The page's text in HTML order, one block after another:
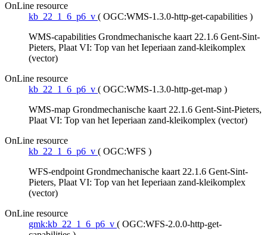
OnLine resource
kb_22_1_6_p6_v ( OGC:WMS-1.3.0-http-get-capabilities )
WMS-capabilities Grondmechanische kaart 22.1.6 Gent-Sint-
Pieters, Plaat VI: Top van het Ieperiaan zand-kleikomplex
(vector)
OnLine resource
kb_22_1_6_p6_v ( OGC:WMS-1.3.0-http-get-map )
WMS-map Grondmechanische kaart 22.1.6 Gent-Sint-Pieters,
Plaat VI: Top van het Ieperiaan zand-kleikomplex (vector)
OnLine resource
kb_22_1_6_p6_v ( OGC:WFS )
WFS-endpoint Grondmechanische kaart 22.1.6 Gent-Sint-
Pieters, Plaat VI: Top van het Ieperiaan zand-kleikomplex
(vector)
OnLine resource
gmk:kb_22_1_6_p6_v ( OGC:WFS-2.0.0-http-get-